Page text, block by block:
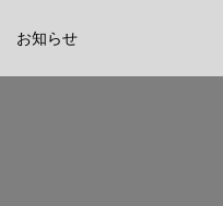
お知らせ